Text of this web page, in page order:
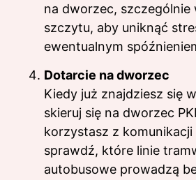
na dworzec, szczególnie
szczytu, aby uniknąć
ewentualnym
Dotarcie na dworzec
Kiedy już znajdziesz się
skieruj się na dworzec
korzystasz z komunikacji
sprawdź, które linie
autobusowe prowadzą